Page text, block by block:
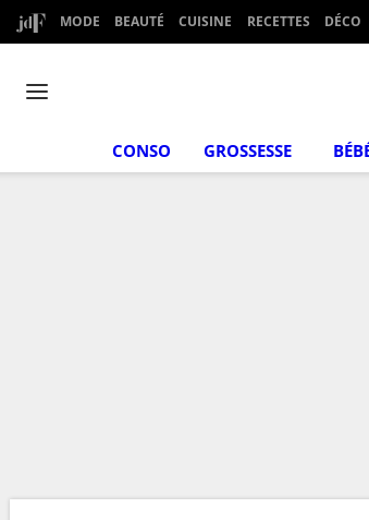
MODE BEAUTÉ CUISINE RECETTES DÉCO
CONSO GROSSESSE